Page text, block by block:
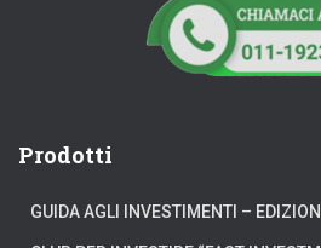
Prodotti
GUIDA AGLI INVESTIMENTI –